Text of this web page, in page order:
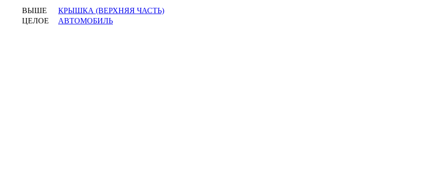
ВЫШЕ
КРЫШКА (ВЕРХНЯЯ ЧАСТЬ)
ЦЕЛОЕ
АВТОМОБИЛЬ